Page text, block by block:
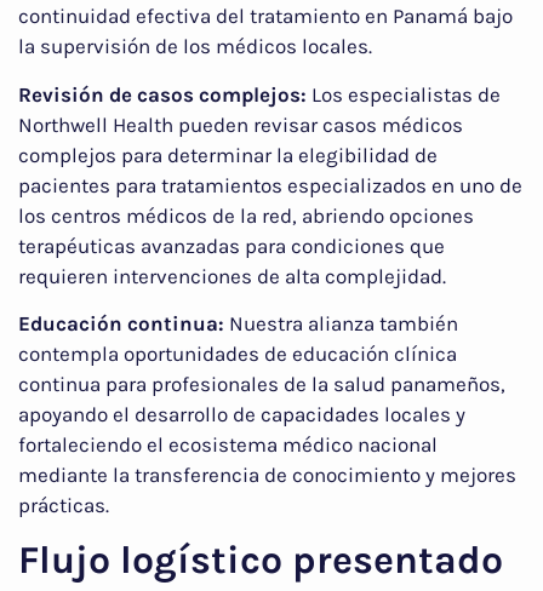
continuidad efectiva del tratamiento en Panamá bajo
la supervisión de los médicos locales.
Revisión de casos complejos: Los especialistas de
Northwell Health pueden revisar casos médicos
complejos para determinar la elegibilidad de
pacientes para tratamientos especializados en uno de
los centros médicos de la red, abriendo opciones
terapéuticas avanzadas para condiciones que
requieren intervenciones de alta complejidad.
Educación continua: Nuestra alianza también
contempla oportunidades de educación clínica
continua para profesionales de la salud panameños,
apoyando el desarrollo de capacidades locales y
fortaleciendo el ecosistema médico nacional
mediante la transferencia de conocimiento y mejores
prácticas.
Flujo logístico presentado